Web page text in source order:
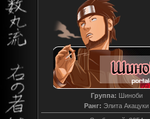
Группа: Шиноби
Ранг: Элита Акацуки